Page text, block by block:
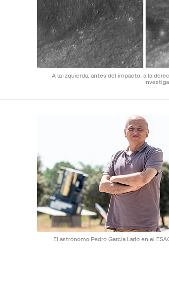
A la izquierda, antes del impacto; a la
El astrónomo Pedro García Lario en el